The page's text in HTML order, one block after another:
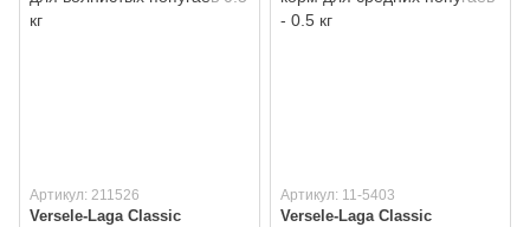
Артикул: 211526
Versele-Laga Classic
Артикул: 11-5403
Versele-Laga Classic